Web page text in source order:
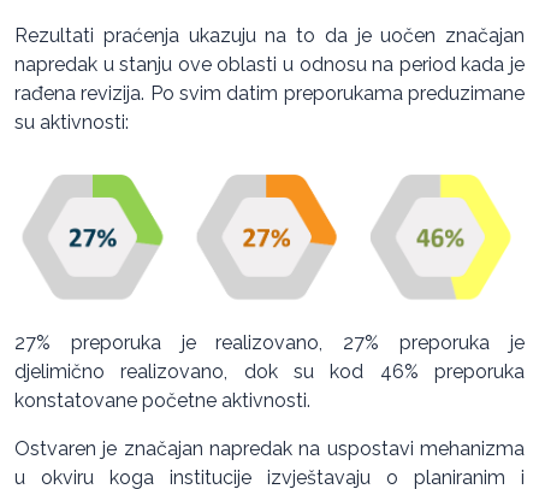
Rezultati praćenja ukazuju na to da je uočen značajan
napredak u stanju ove oblasti u odnosu na period kada je
rađena revizija. Po svim datim preporukama preduzimane
su aktivnosti:
27% preporuka je realizovano, 27% preporuka je
djelimično realizovano, dok su kod 46% preporuka
konstatovane početne aktivnosti.
Ostvaren je značajan napredak na uspostavi mehanizma
u okviru koga institucije izvještavaju o planiranim i